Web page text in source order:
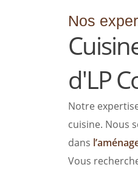
Nos
d'LP
Notre
cuisine. Nous
dans
Vous